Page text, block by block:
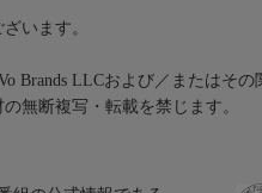
います。
Brands LLCおよび／またはそ
無断複写・転載を禁じます。